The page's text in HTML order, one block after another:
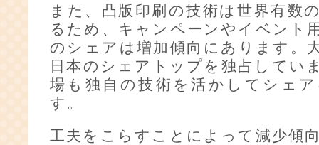
また、凸版印刷の技術は世界有数
るため、キャンペーンやイベント
のシェアは増加傾向にあります。
日本のシェアトップを独占してい
場も独自の技術を活かしてシェ
す。
工夫をこらすことによって減少傾